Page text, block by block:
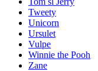
Tweety
Unicorn
Ursulet
Vulpe
Winnie the Pooh
Zane